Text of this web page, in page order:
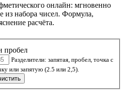
онлайн: мгновенно
из набора чисел. Формула,
расчёта.
пробел
Разделители: запятая, пробел, точка с
запятой. Дробные – через точку или запятую (2.5 или 2,5).